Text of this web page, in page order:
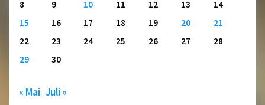
8
9 10 11 12 13
14
15
16 17 18 19 20
21
22
23 24 25 26 27
28
29
30
« Mai Juli »